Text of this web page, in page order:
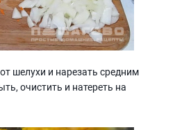
шелухи и нарезать средним
очистить и натереть на